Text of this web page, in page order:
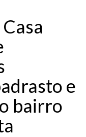
e
bairro